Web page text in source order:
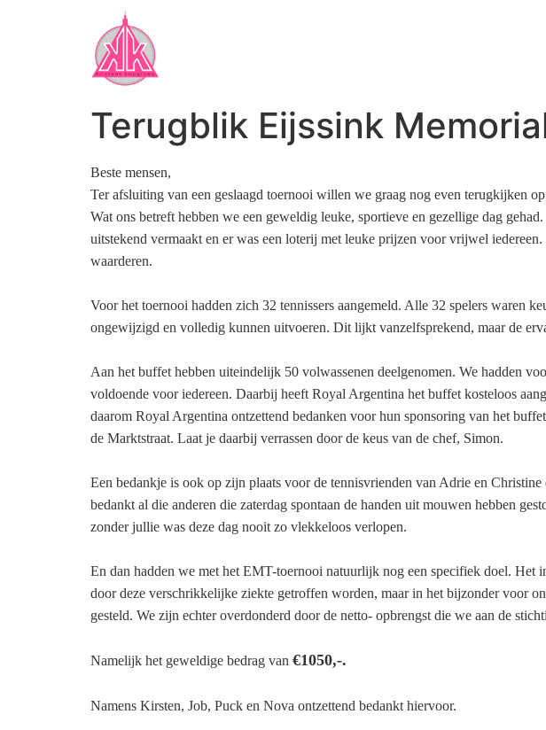
Terugblik Eijssink
Beste mensen,
Ter afsluiting van een geslaagd toernooi willen we graag nog even terugkijken
Wat ons betreft hebben we een geweldig leuke, sportieve en gezellige dag
uitstekend vermaakt en er was een loterij met leuke prijzen voor vrijwel
waarderen.
Voor het toernooi hadden zich 32 tennissers aangemeld. Alle 32 spelers waren
ongewijzigd en volledig kunnen uitvoeren. Dit lijkt vanzelfsprekend, maar de
Aan het buffet hebben uiteindelijk 50 volwassenen deelgenomen. We hadden
voldoende voor iedereen. Daarbij heeft Royal Argentina het buffet kosteloos
daarom Royal Argentina ontzettend bedanken voor hun sponsoring van het
de Marktstraat. Laat je daarbij verrassen door de keus van de chef, Simon.
Een bedankje is ook op zijn plaats voor de tennisvrienden van Adrie en
bedankt al die anderen die zaterdag spontaan de handen uit mouwen hebben
zonder jullie was deze dag nooit zo vlekkeloos verlopen.
En dan hadden we met het EMT-toernooi natuurlijk nog een specifiek doel. Het
door deze verschrikkelijke ziekte getroffen worden, maar in het bijzonder voor
gesteld. We zijn echter overdonderd door de netto- opbrengst die we aan de
Namelijk het geweldige bedrag van €1050,-.
Namens Kirsten, Job, Puck en Nova ontzettend bedankt hiervoor.